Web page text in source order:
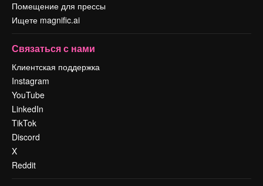
Помещение для прессы
Ищете magnific.ai
Связаться с нами
Клиентская поддержка
Instagram
YouTube
LinkedIn
TikTok
Discord
X
Reddit